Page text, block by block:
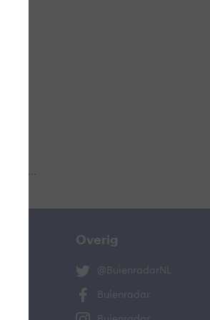
Overig
@BuienradarNL
Buienradar